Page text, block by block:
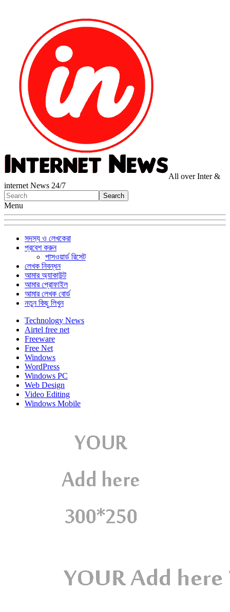
All over Inter &
internet News 24/7
Menu
সদস্য ও লেখকেরা
প্রবেশ করুন
পাসওয়ার্ড রিসেট
লেখক নিবন্ধন
আমার অ্যাকাউন্ট
আমার প্রোফাইল
আমার লেখক বোর্ড
নতুন কিছু লিখুন
Technology News
Airtel free net
Freeware
Free Net
Windows
WordPress
Windows PC
Web Design
Video Editing
Windows Mobile